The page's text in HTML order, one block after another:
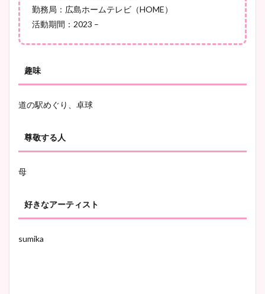
池谷実悠アナのメガネ画像が
かわいい！カップや水着姿も
まとめた！
勤務局：広島ホームテレビ（HOME）
活動期間：2023 –
趣味
道の駅めぐり、卓球
尊敬する人
母
好きなアーティスト
sumika